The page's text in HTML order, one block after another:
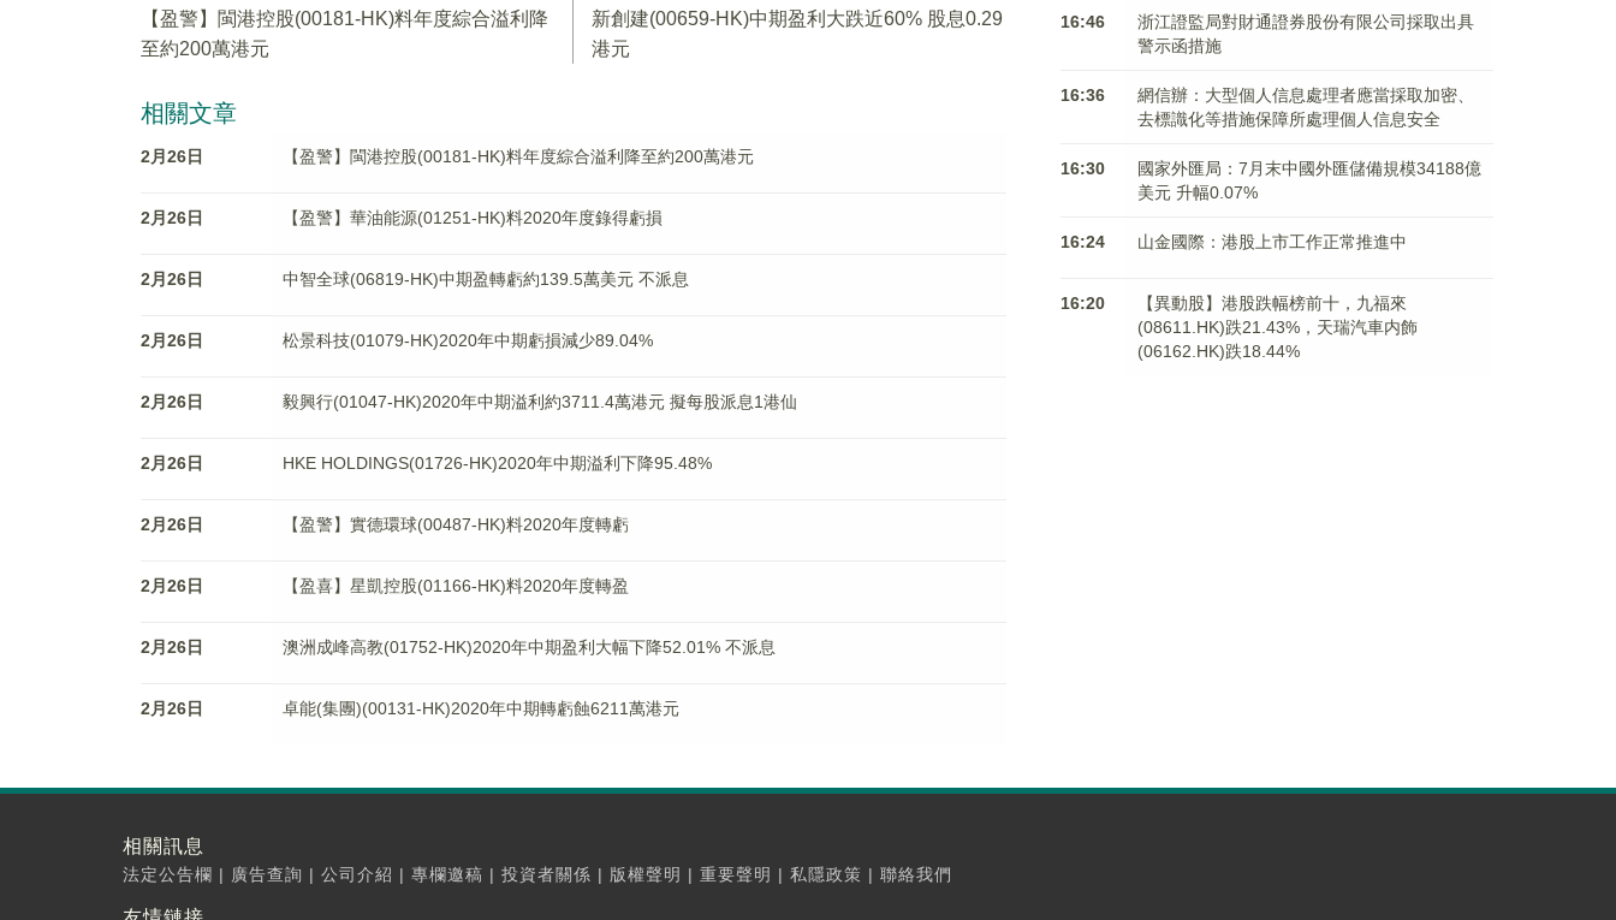
【盈警】閩港控股(00181-HK)料年度綜合溢利降
至約200萬港元
新創建(00659-HK)中期盈利大跌近60% 股息0.29
港元
相關文章
2月26日 【盈警】閩港控股(00181-HK)料年度綜合溢利降至約200萬港元
2月26日 【盈警】華油能源(01251-HK)料2020年度錄得虧損
2月26日 中智全球(06819-HK)中期盈轉虧約139.5萬美元 不派息
2月26日 松景科技(01079-HK)2020年中期虧損減少89.04%
2月26日 毅興行(01047-HK)2020年中期溢利約3711.4萬港元 擬每股派息1港仙
2月26日 HKE HOLDINGS(01726-HK)2020年中期溢利下降95.48%
2月26日 【盈警】實德環球(00487-HK)料2020年度轉虧
2月26日 【盈喜】星凱控股(01166-HK)料2020年度轉盈
2月26日 澳洲成峰高教(01752-HK)2020年中期盈利大幅下降52.01% 不派息
2月26日 卓能(集團)(00131-HK)2020年中期轉虧蝕6211萬港元
16:46
浙江證監局對財通證券股份有限公司採取出具
警示函措施
16:36
網信辦：大型個人信息處理者應當採取加密、
去標識化等措施保障所處理個人信息安全
16:30
國家外匯局：7月末中國外匯儲備規模34188億
美元 升幅0.07%
16:24 山金國際：港股上市工作正常推進中
16:20
【異動股】港股跌幅榜前十，九福來
(08611.HK)跌21.43%，天瑞汽車内飾
(06162.HK)跌18.44%
相關訊息
法定公告欄 | 廣告查詢 | 公司介紹 | 專欄邀稿 | 投資者關係 | 版權聲明 | 重要聲明 | 私隱政策 | 聯絡我們